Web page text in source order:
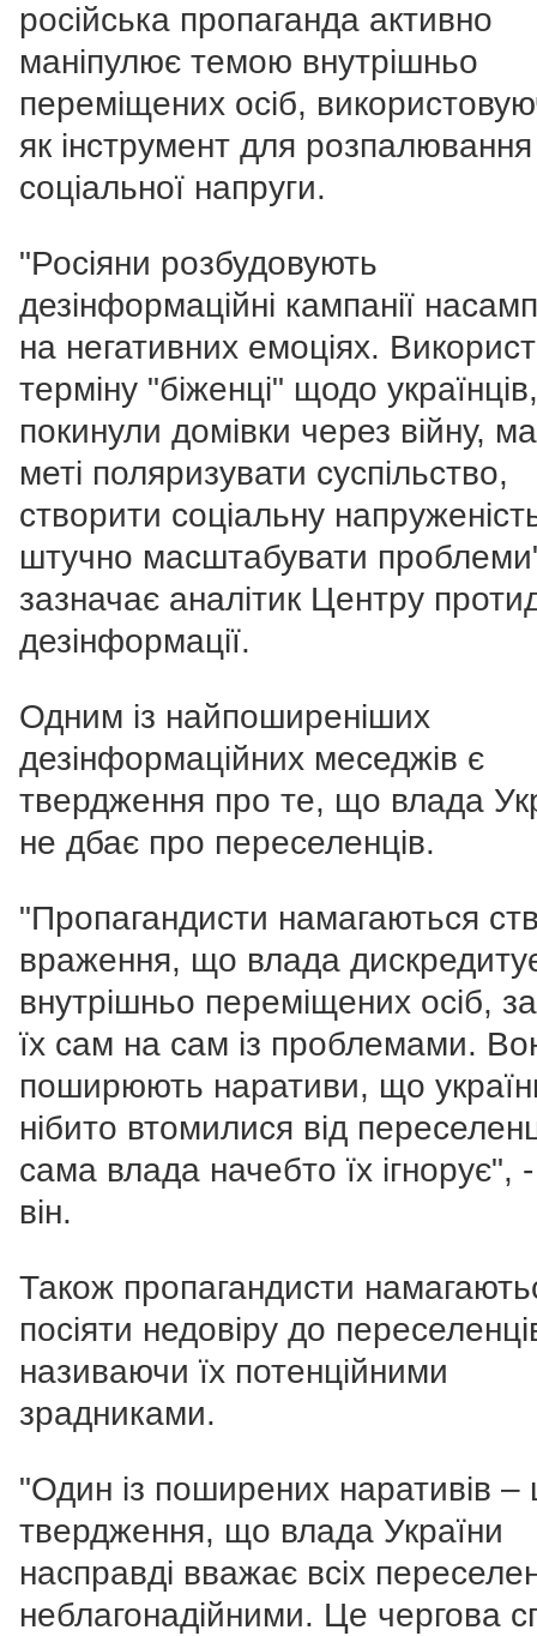
російська пропаганда активно
маніпулює темою внутрішньо
переміщених осіб,
як інструмент для розпалювання
соціальної напруги.
"Росіяни розбудовують
дезінформаційні кампанії
на негативних емоціях.
терміну "біженці" щодо українців,
покинули домівки через війну,
меті поляризувати суспільство,
створити соціальну
штучно масштабувати
зазначає аналітик Центру
дезінформації.
Одним із найпоширеніших
дезінформаційних меседжів є
твердження про те, що влада
не дбає про переселенців.
"Пропагандисти намагаються
враження, що влада
внутрішньо переміщених осіб,
їх сам на сам із проблемами.
поширюють наративи, що
нібито втомилися від
сама влада начебто їх ігнорує",
він.
Також пропагандисти
посіяти недовіру до
називаючи їх потенційними
зрадниками.
"Один із поширених наративів –
твердження, що влада України
насправді вважає всіх
неблагонадійними. Це чергова